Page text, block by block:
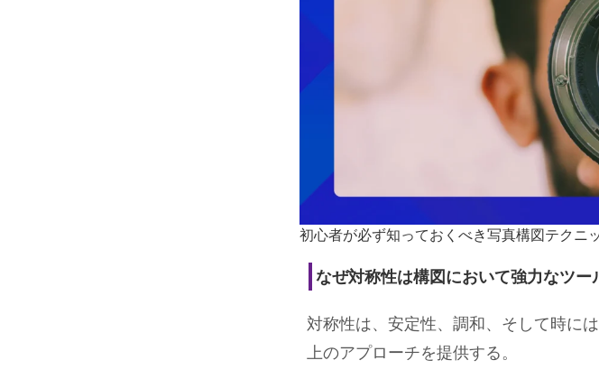
初心者が必ず知っておくべき写真構図テクニ
なぜ対称性は構図において強力なツー
対称性は、安定性、調和、そして時に
上のアプローチを提供する。